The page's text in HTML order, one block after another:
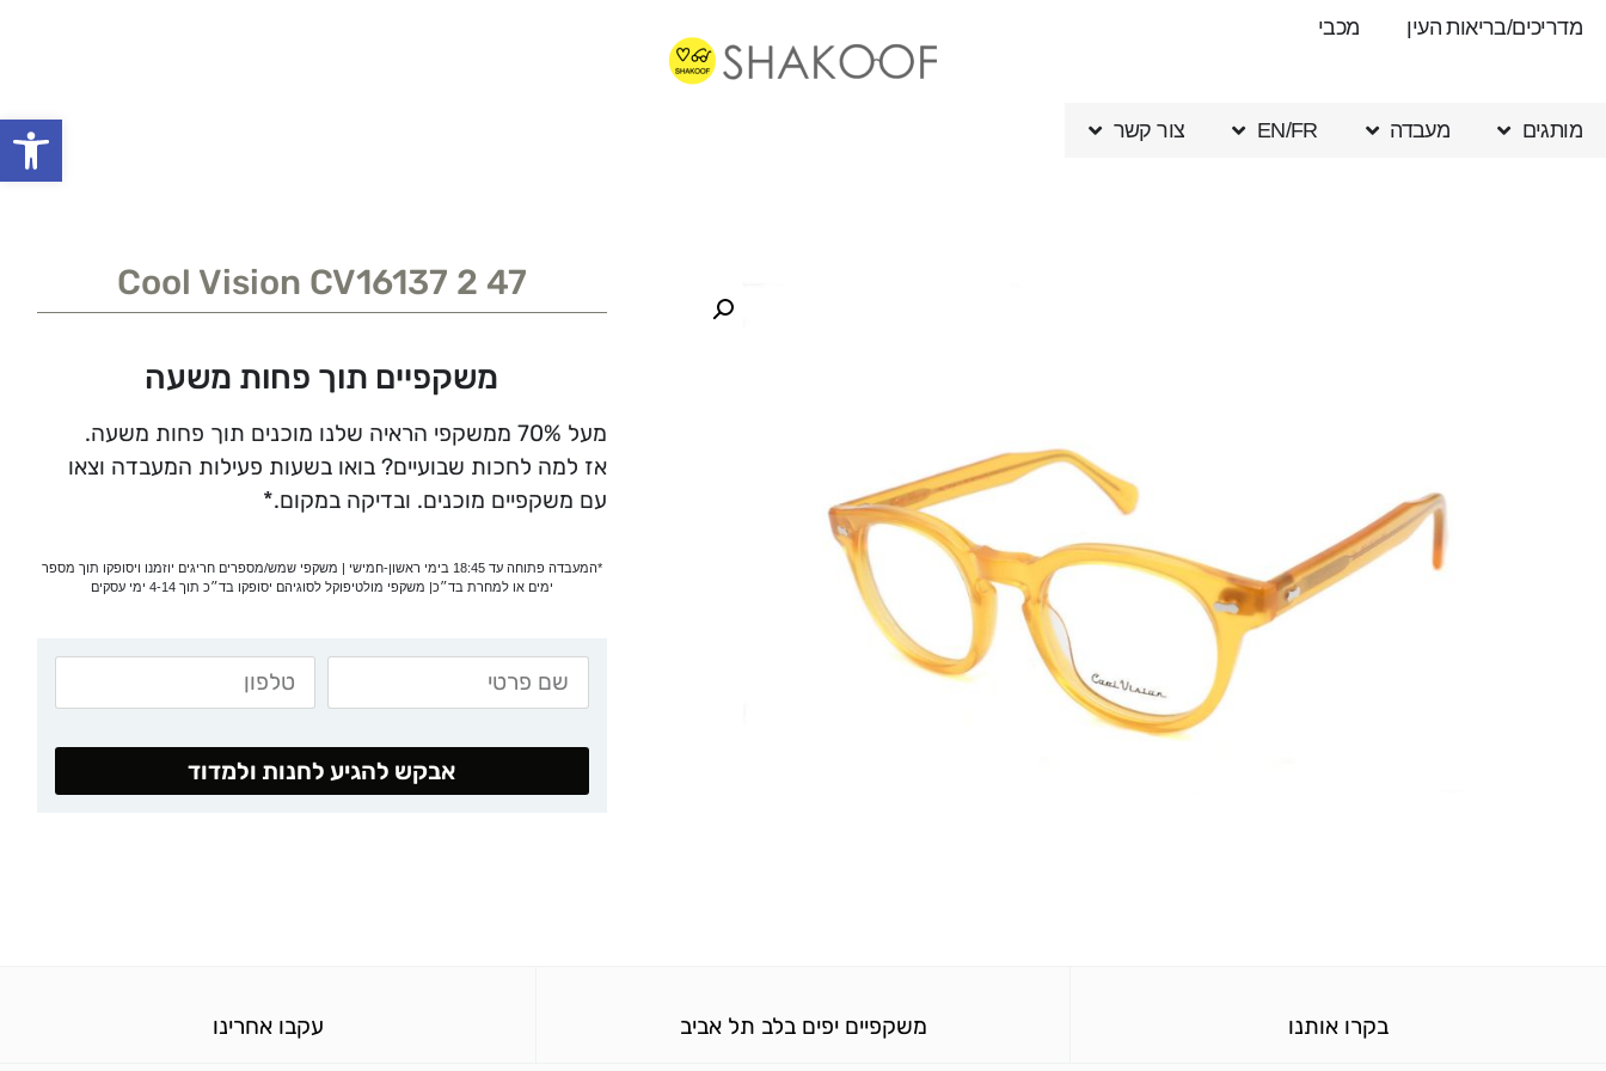
פתח
מדריכים/בריאות העין מכבי
מותגים מעבדה EN/FR צור קשר
Cool Vision CV16137 2 47
משקפיים תוך פחות משעה
מעל 70% ממשקפי הראיה שלנו מוכנים תוך פחות משעה.
אז למה לחכות שבועיים? בואו בשעות פעילות המעבדה וצאו
עם משקפיים מוכנים. ובדיקה במקום.*
*המעבדה פתוחה עד 18:45 בימי ראשון-חמישי | משקפי שמש/מספרים חריגים יוזמנו ויסופקו תוך מספר
ימים או למחרת בד״כ| משקפי מולטיפוקל לסוגיהם יסופקו בד״כ תוך 4-14 ימי עסקים
אבקש להגיע לחנות ולמדוד
בקרו אותנו משקפיים יפים בלב תל אביב עקבו אחרינו